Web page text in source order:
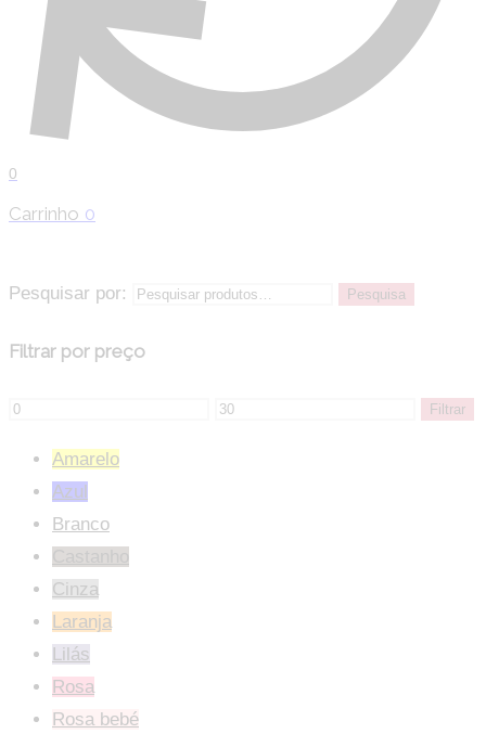
0
Carrinho 0
Pesquisar por: Pesquisa
Filtrar por preço
Filtrar
Amarelo
Azul
Branco
Cinza
Laranja
Lilás
Rosa
Rosa bebé